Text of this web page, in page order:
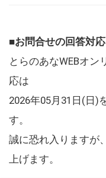
■お問合せの回答対
とらのあなWEBオ
応は
2026年05月31日(日)
す。
誠に恐れ入りますが
上げます。